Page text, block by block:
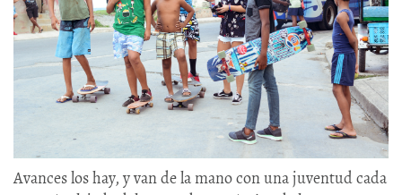
Avances los hay, y van de la mano con una juventud cada